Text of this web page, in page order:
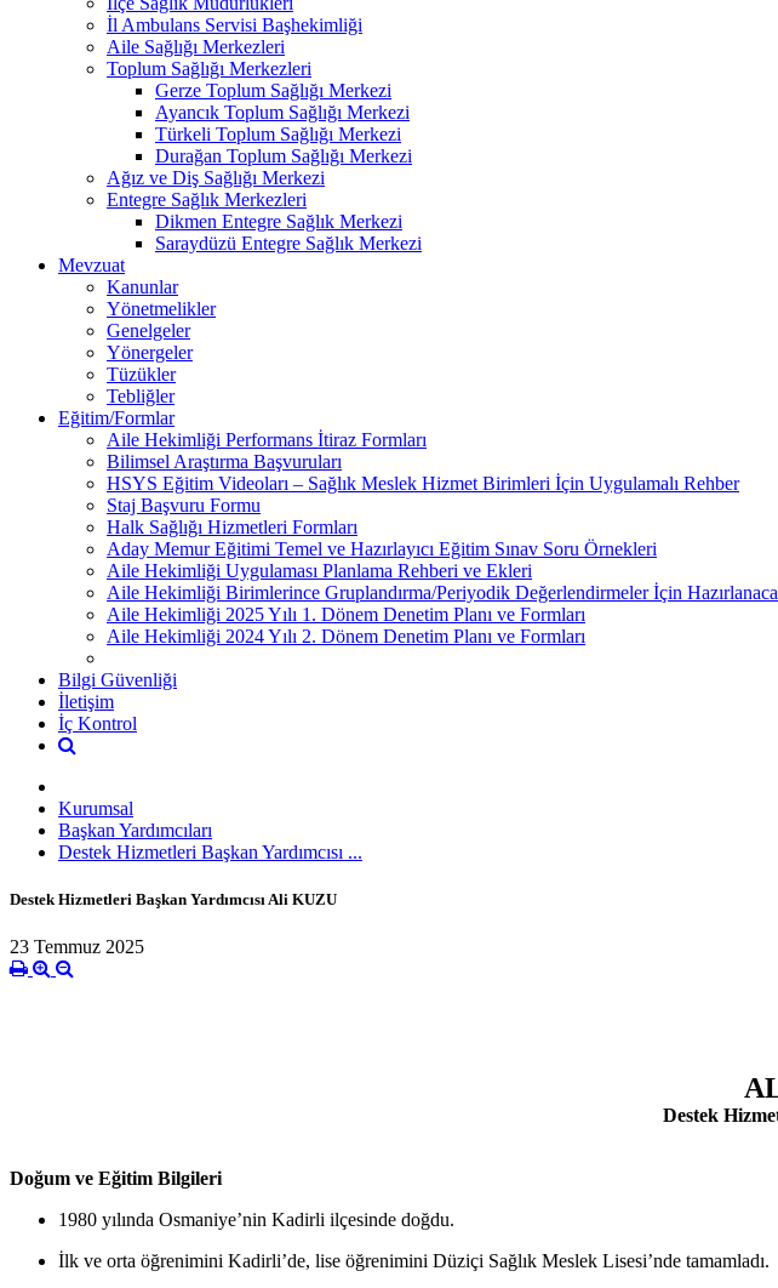
İl Ambulans Servisi Başhekimliği
Aile Sağlığı Merkezleri
Toplum Sağlığı Merkezleri
Gerze Toplum Sağlığı Merkezi
Ayancık Toplum Sağlığı Merkezi
Türkeli Toplum Sağlığı Merkezi
Durağan Toplum Sağlığı Merkezi
Ağız ve Diş Sağlığı Merkezi
Entegre Sağlık Merkezleri
Dikmen Entegre Sağlık Merkezi
Saraydüzü Entegre Sağlık Merkezi
Mevzuat
Kanunlar
Yönetmelikler
Genelgeler
Yönergeler
Tüzükler
Tebliğler
Eğitim/Formlar
Aile Hekimliği Performans İtiraz Formları
Bilimsel Araştırma Başvuruları
HSYS Eğitim Videoları – Sağlık Meslek Hizmet Birimleri İçin Uygulamalı Rehber
Staj Başvuru Formu
Halk Sağlığı Hizmetleri Formları
Aday Memur Eğitimi Temel ve Hazırlayıcı Eğitim Sınav Soru Örnekleri
Aile Hekimliği Uygulaması Planlama Rehberi ve Ekleri
Aile Hekimliği Birimlerince Gruplandırma/Periyodik Değerlendirmeler İçin
Aile Hekimliği 2025 Yılı 1. Dönem Denetim Planı ve Formları
Aile Hekimliği 2024 Yılı 2. Dönem Denetim Planı ve Formları
Bilgi Güvenliği
İletişim
İç Kontrol
Kurumsal
Başkan Yardımcıları
Destek Hizmetleri Başkan Yardımcısı ...
Destek Hizmetleri Başkan Yardımcısı Ali KUZU
23 Temmuz 2025
Destek
Doğum ve Eğitim Bilgileri
1980 yılında Osmaniye’nin Kadirli ilçesinde doğdu.
İlk ve orta öğrenimini Kadirli’de, lise öğrenimini Düziçi Sağlık Meslek Lisesi’nde tamamladı.